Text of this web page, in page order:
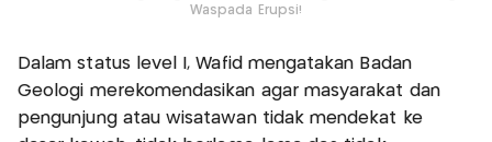
Waspada Erupsi!
Dalam status level I, Wafid mengatakan Badan
Geologi merekomendasikan agar masyarakat dan
pengunjung atau wisatawan tidak mendekat ke